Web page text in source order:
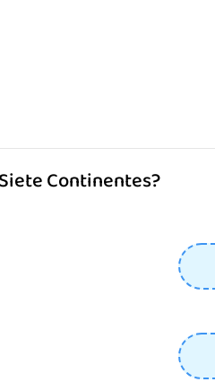
Continentes?